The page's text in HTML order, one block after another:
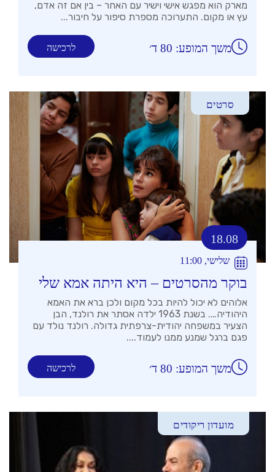
מארק הוא מפגש אישי וישיר עם האחר – בין אם זה אדם,
עץ או מקום. התערוכה מספרת סיפור על חיבור...
לרכישה משך המופע: 80 ד׳
סרטים
18.08
שלישי, 11:00
בוקר מהסרטים – היא היתה אמא שלי
אלוהים לא יכול להיות בכל מקום ולכן ברא את האמא
היהודיה…. בשנת 1963 ילדה אסתר את רולנד, הבן
הצעיר במשפחה יהודית-צרפתית גדולה. רולנד נולד עם
פגם ברגל שמנע ממנו לעמוד....
לרכישה משך המופע: 80 ד׳
מועדון ריקודים